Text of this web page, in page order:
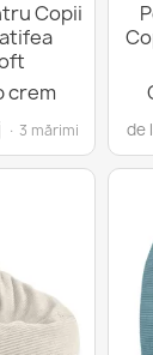
Copii
crem
· 3 mărimi de